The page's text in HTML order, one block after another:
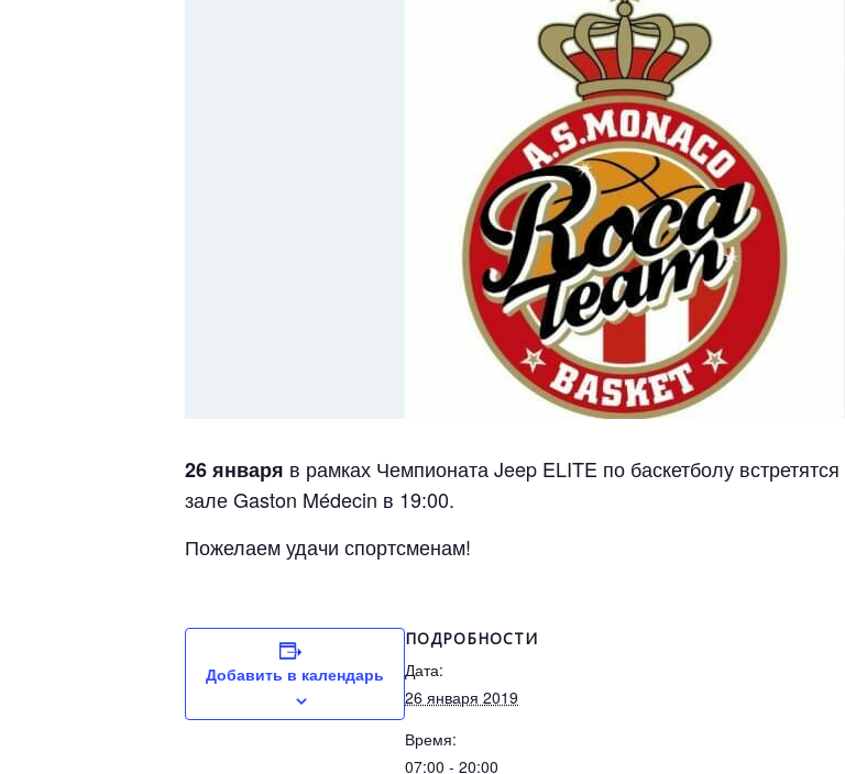
26 января в рамках Чемпионата Jeep ELITE по баскетболу встретятся
зале Gaston Médecin в 19:00.
Пожелаем удачи спортсменам!
Добавить в календарь
ПОДРОБНОСТИ
Дата:
26 января 2019
Время:
07:00 - 20:00